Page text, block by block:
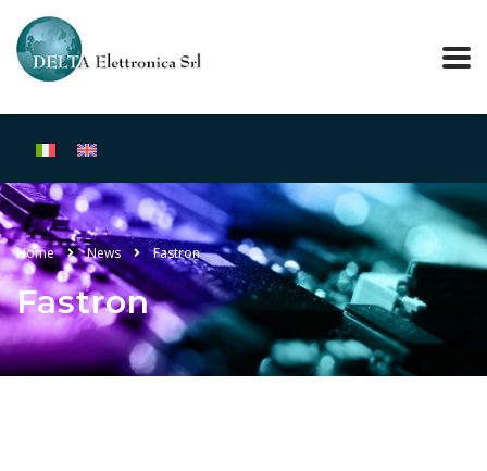
Home News Fastron
Fastron